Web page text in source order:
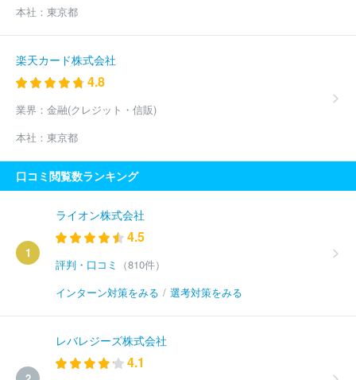
本社： 東京都
楽天カード株式会社
4.8
業界： 金融(クレジット・信販)
本社： 東京都
口コミ閲覧数ランキング
1
ライオン株式会社
4.5
評判・口コミ
（810件）
インターン対策をみる / 選考対策をみる
レバレジーズ株式会社
4.1